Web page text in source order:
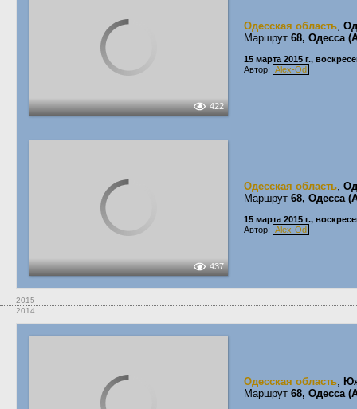
422
Одесская область,
Маршрут 68, Одесса
15 марта 2015 г.,
Автор: Alex-Od
437
Одесская область,
Маршрут 68, Одесса
15 марта 2015 г.,
Автор: Alex-Od
2015
2014
Одесская область,
Маршрут 68, Одесса